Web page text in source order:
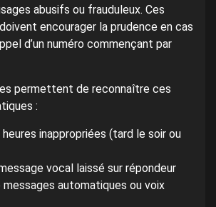
abusifs ou frauduleux. Ces
encourager la prudence en cas
d’un numéro commençant par
permettent de reconnaître ces
:
inappropriées (tard le soir ou
vocal laissé sur répondeur
automatiques ou voix